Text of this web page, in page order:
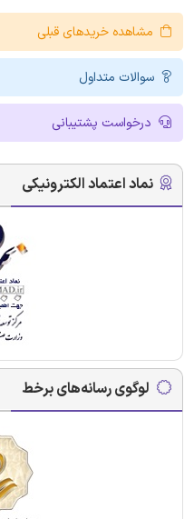
مشاهده خریدهای قبلی
سوالات متداول
درخواست پشتیبانی
نماد اعتماد الکترونیکی
لوگوی رسانه‌های برخط